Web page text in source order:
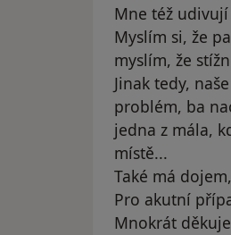
Mne též
Myslím si, že
myslím, že
Jinak tedy,
problém, ba
jedna z mála,
místě...
Také má
Pro akutní
Mnokrát